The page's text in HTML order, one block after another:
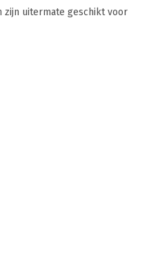
zijn uitermate geschikt voor